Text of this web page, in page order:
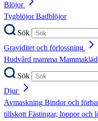
Blöjor
TygblöjorBadblöjor
Sök
Graviditet och förlossning
Hudvård mamma
Sök
Djur
Avmaskning Bindor och
tillskottFästingar, loppor och